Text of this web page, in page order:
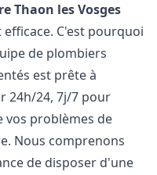
Thaon les Vosges
efficace. C'est pourquoi
de plombiers
est prête à
24h/24, 7j/7 pour
vos problèmes de
Nous comprenons
de disposer d'une